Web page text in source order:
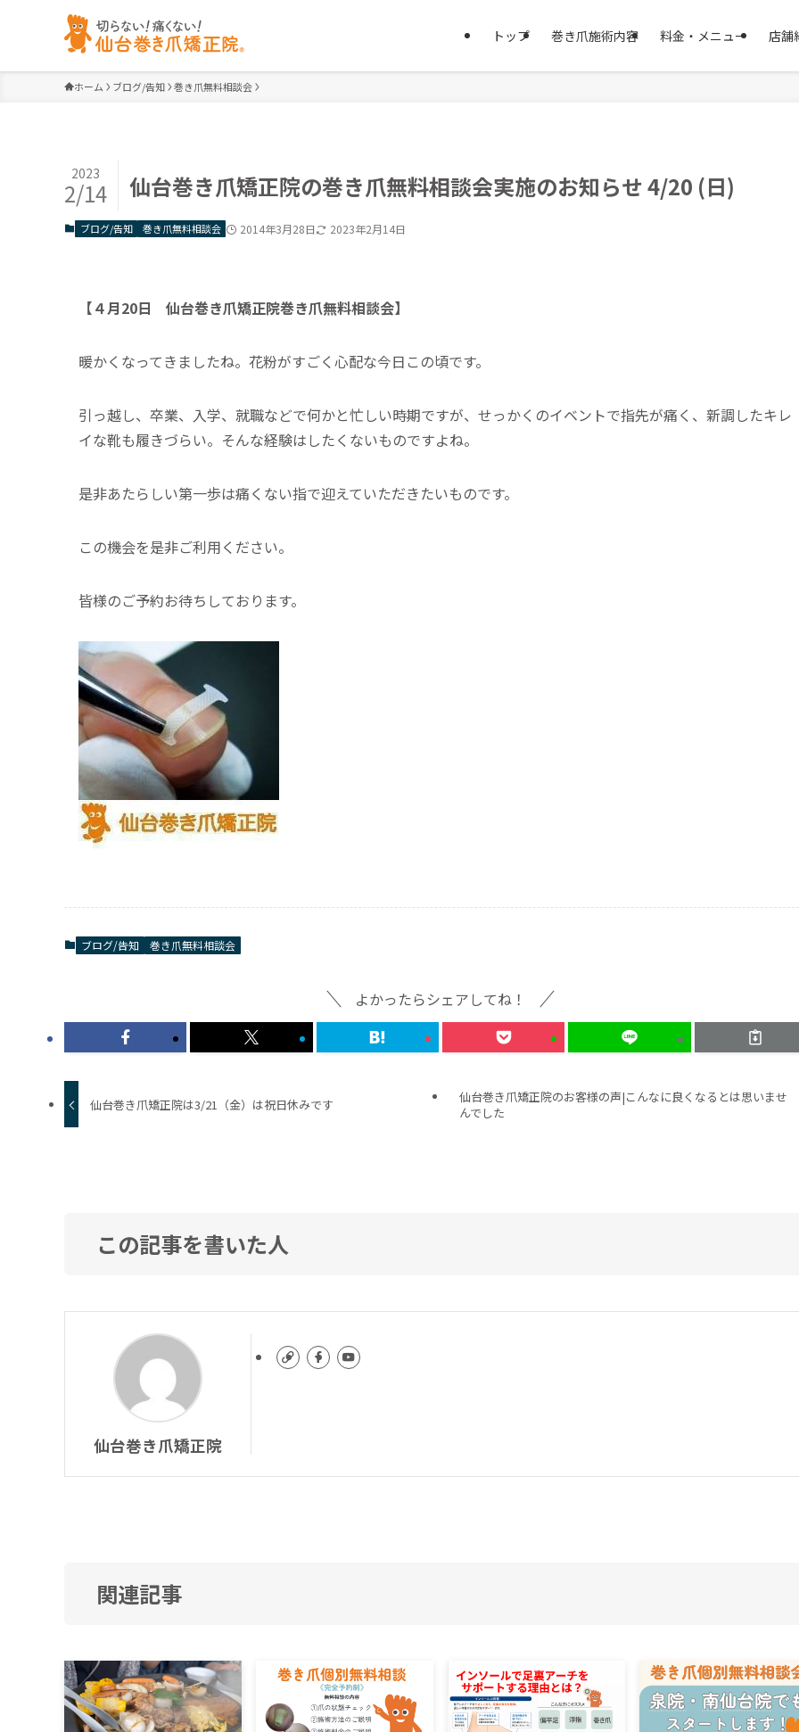
トップ 巻き爪施術内容 料金・メニュー 店舗
ホーム ブログ/告知 巻き爪無料相談会
仙台巻き爪矯正院の巻き爪無料相談会実施のお知らせ 4/20 (日)
2023
2/14
ブログ/告知 巻き爪無料相談会 2014年3月28日 2023年2月14日
【４月20日 仙台巻き爪矯正院巻き爪無料相談会】
暖かくなってきましたね。花粉がすごく心配な今日この頃です。
引っ越し、卒業、入学、就職などで何かと忙しい時期ですが、せっかくのイベントで指先が痛く、新調したキレ
イな靴も履きづらい。そんな経験はしたくないものですよね。
是非あたらしい第一歩は痛くない指で迎えていただきたいものです。
この機会を是非ご利用ください。
皆様のご予約お待ちしております。
ブログ/告知 巻き爪無料相談会
よかったらシェアしてね！
仙台巻き爪矯正院は3/21（金）は祝日休みです
仙台巻き爪矯正院のお客様の声|こんなに良くなるとは思いませ
んでした
この記事を書いた人
仙台巻き爪矯正院
関連記事